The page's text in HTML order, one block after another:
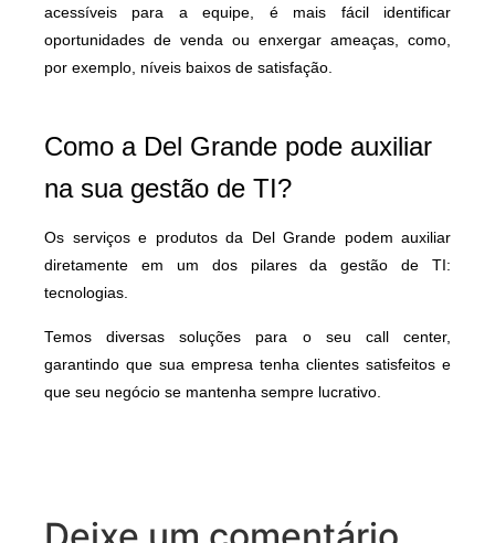
acessíveis para a equipe, é mais fácil identificar
oportunidades de venda ou enxergar ameaças, como,
por exemplo, níveis baixos de satisfação.
Como a Del Grande pode auxiliar
na sua gestão de TI?
Os serviços e produtos da Del Grande podem auxiliar
diretamente em um dos pilares da gestão de TI:
tecnologias.
Temos diversas soluções para o seu call center,
garantindo que sua empresa tenha clientes satisfeitos e
que seu negócio se mantenha sempre lucrativo.